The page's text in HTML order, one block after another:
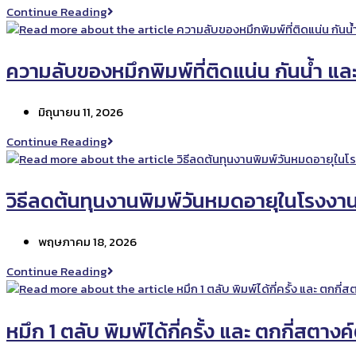
Continue Readingวิธี
เลือก
พิมพ์
วัน
อายุ
ให้
อ่าน
ง่าย
ใช้
น้อย
ความลับของหมึกพิมพ์ที่ติดแน่น กันน้ำ แล
Post
มิถุนายน 11, 2026
Continue Readingความ
ลับ
หมึก
พิมพ์
ติด
แน่น
กัน
น้ำ
ไม่
วิธีลดต้นทุนงานพิมพ์วันหมดอายุในโรงงา
Post
พฤษภาคม 18, 2026
Continue Readingวิธี
ลด
งาน
พิมพ์
หมึก 1 ตลับ พิมพ์ได้กี่ครั้ง และ ตกกี่สตาง